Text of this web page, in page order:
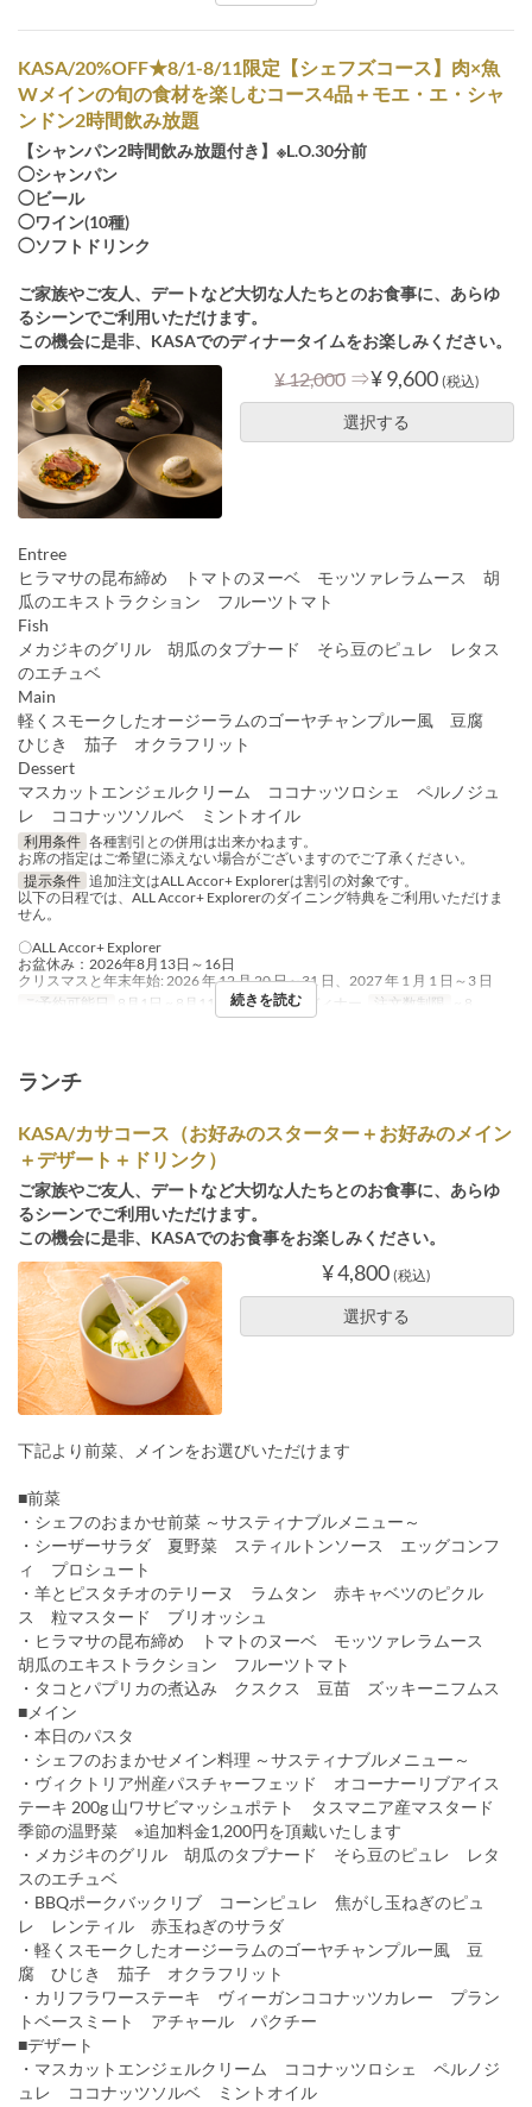
KASA/20%OFF★8/1-8/11限定【シェフズコース】肉×魚
Wメインの旬の食材を楽しむコース4品＋モエ・エ・シャ
ンドン2時間飲み放題
【シャンパン2時間飲み放題付き】※L.O.30分前
◯シャンパン
◯ビール
◯ワイン(10種)
◯ソフトドリンク
ご家族やご友人、デートなど大切な人たちとのお食事に、あらゆ
るシーンでご利用いただけます。
この機会に是非、KASAでのディナータイムをお楽しみください。
¥ 12,000 ⇒¥ 9,600 (税込)
選択する
Entree
ヒラマサの昆布締め トマトのヌーベ モッツァレラムース 胡
瓜のエキストラクション フルーツトマト
Fish
メカジキのグリル 胡瓜のタプナード そら豆のピュレ レタス
のエチュベ
Main
軽くスモークしたオージーラムのゴーヤチャンプルー風 豆腐
ひじき 茄子 オクラフリット
Dessert
マスカットエンジェルクリーム ココナッツロシェ ペルノジュ
レ ココナッツソルベ ミントオイル
利用条件 各種割引との併用は出来かねます。
お席の指定はご希望に添えない場合がございますのでご了承ください。
提示条件 追加注文はALL Accor+ Explorerは割引の対象です。
以下の日程では、ALL Accor+ Explorerのダイニング特典をご利用いただけま
せん。
〇ALL Accor+ Explorer
お盆休み：2026年8月13日～16日
クリスマスと年末年始: 2026 年 12 月 20 日～31 日、2027 年 1 月 1 日～3 日
ご予約可能日
8月1日 ~ 8月11日 食事時間 注文数制限 ~ 8
続きを読む
ランチ
KASA/カサコース（お好みのスターター＋お好みのメイン
＋デザート＋ドリンク）
ご家族やご友人、デートなど大切な人たちとのお食事に、あらゆ
るシーンでご利用いただけます。
この機会に是非、KASAでのお食事をお楽しみください。
¥ 4,800 (税込)
選択する
下記より前菜、メインをお選びいただけます
■前菜
・シェフのおまかせ前菜 ～サスティナブルメニュー～
・シーザーサラダ 夏野菜 スティルトンソース エッグコンフ
ィ プロシュート
・羊とピスタチオのテリーヌ ラムタン 赤キャベツのピクル
ス 粒マスタード ブリオッシュ
・ヒラマサの昆布締め トマトのヌーベ モッツァレラムース
胡瓜のエキストラクション フルーツトマト
・タコとパプリカの煮込み クスクス 豆苗 ズッキーニフムス
■メイン
・本日のパスタ
・シェフのおまかせメイン料理 ～サスティナブルメニュー～
・ヴィクトリア州産パスチャーフェッド オコーナーリブアイス
テーキ 200g 山ワサビマッシュポテト タスマニア産マスタード
季節の温野菜 ※追加料金1,200円を頂戴いたします
・メカジキのグリル 胡瓜のタプナード そら豆のピュレ レタ
スのエチュベ
・BBQポークバックリブ コーンピュレ 焦がし玉ねぎのピュ
レ レンティル 赤玉ねぎのサラダ
・軽くスモークしたオージーラムのゴーヤチャンプルー風 豆
腐 ひじき 茄子 オクラフリット
・カリフラワーステーキ ヴィーガンココナッツカレー プラン
トベースミート アチャール パクチー
■デザート
・マスカットエンジェルクリーム ココナッツロシェ ペルノジ
ュレ ココナッツソルベ ミントオイル